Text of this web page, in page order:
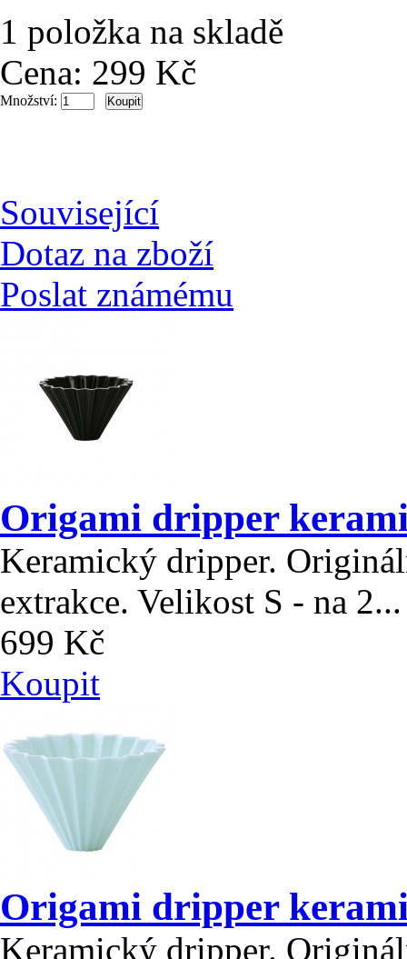
1 položka na skladě
Cena: 299 Kč
Množství:
Související
Dotaz na zboží
Poslat známému
Origami dripper
Keramický dripper.
extrakce. Velikost S - na 2...
699 Kč
Koupit
Origami dripper
Keramický dripper.